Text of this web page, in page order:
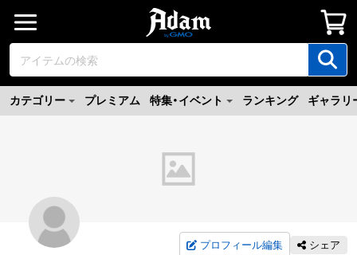
カテゴリー プレミアム 特集・イベント ランキング ギャラリ
プロフィール編集 シェア